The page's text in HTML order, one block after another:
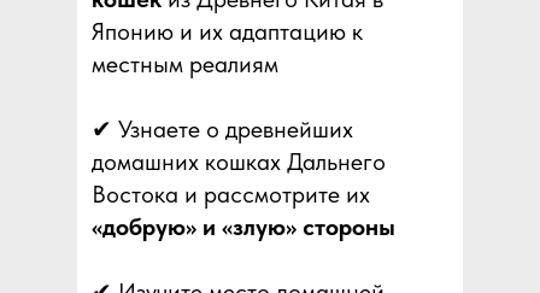
Японию и их адаптацию к
местным реалиям
✔ Узнаете о древнейших
домашних кошках Дальнего
Востока и рассмотрите их
«добрую» и «злую» стороны